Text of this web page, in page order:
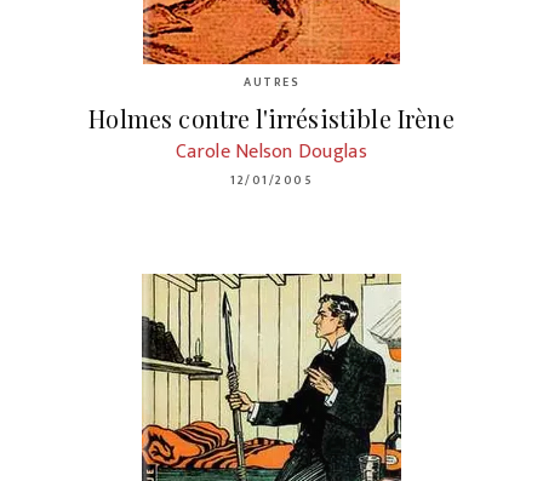
AUTRES
Holmes contre l'irrésistible Irène
Carole Nelson Douglas
12/01/2005